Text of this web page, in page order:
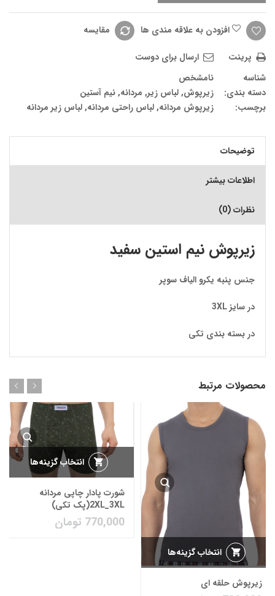
افزودن به علاقه مندی ها
مقایسه
پرینت
ارسال برای دوست
شناسه
نامشخص
دسته بندی:
زیرپوش,لباس زیر,مردانه,نیم آستین
برچسب:
زیرپوش مردانه,لباس راحتی مردانه,لباس زیر مردانه
توضیحات
اطلاعات بیشتر
نظرات (0)
زیرپوش نیم استین سفید
جنس پنبه یکرو الیاف سوپر
در سایز 3XL
در بسته بندی تکی
محصولات مرتبط
انتخاب گزینه‌ها
زیرپوش حلقه ای
انتخاب گزینه‌ها
شورت پادار چاپی مردانه
2XL_3XL(پک تکی)
770,000 تومان